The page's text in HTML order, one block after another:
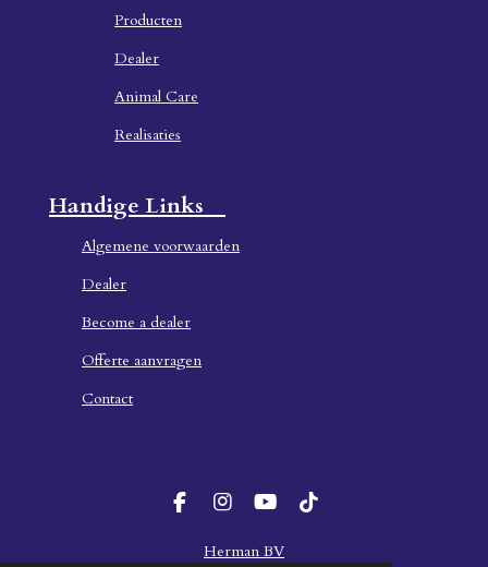
Producten
Dealer
Animal Care
Realisaties
Handige Links
Algemene voorwaarden
Dealer
Become a dealer
Offerte aanvragen
Contact
F
I
s
Y
u
T
Herman BV